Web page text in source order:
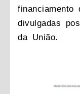
financiamento
divulgadas
da União.